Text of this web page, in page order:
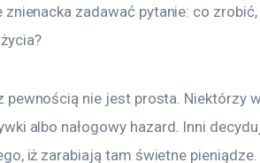
zadawać pytanie: co
pewnością nie jest prosta. Niektórzy
albo nałogowy hazard. Inni
iż zarabiają tam świetne